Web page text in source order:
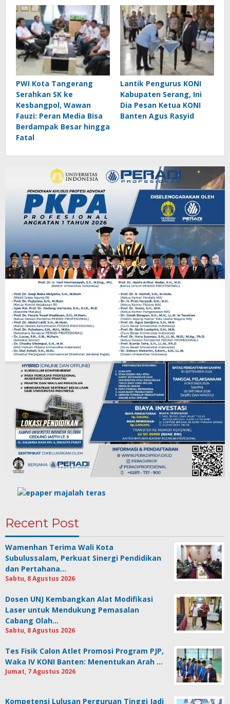
PWI Kota Tangerang
Serahkan SK ke
Kesbangpol, Wawan
Fauzi: Peran Media Bisa
Berdampak Besar hingga
Fatal
Lantik Pengurus KONI
Kabupaten Serang, Ini
Dia Pesan Ketua KONI
Banten Agus Rasyid
Recent Post
Wamenhan Terima Wali Kota
Subulussalam, Perkuat Sinergi Pendidikan
dan Pertahana…
Sabtu, 8 Agustus 2026
Dosen UNJ Kembangkan Alat Modifikasi
Laser untuk Mendukung Pemasalan
Cabang Olah…
Sabtu, 8 Agustus 2026
Tes Fisik Calon Atlet Promosi Program PJP,
Waka IV KONI Banten: Menentukan Arah …
Jumat, 7 Agustus 2026
Kompetensi Lulusan Perguruan Tinggi Jadi